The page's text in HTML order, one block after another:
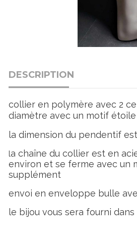
DESCRIPTION
collier en polymère avec 2
diamètre avec un motif
la dimension du pendentif
la chaîne du collier est en
environ et se ferme avec un
supplément
envoi en enveloppe bulle
le bijou vous sera fourni